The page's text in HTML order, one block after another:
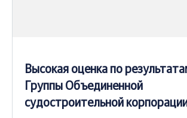
Высокая оценка по
Группы Объединенной
судостроительной